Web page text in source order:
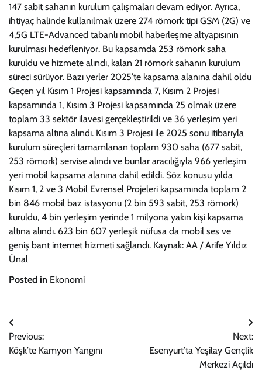
147 sabit sahanın kurulum çalışmaları devam ediyor. Ayrıca,
ihtiyaç halinde kullanılmak üzere 274 römork tipi GSM (2G) ve
4,5G LTE-Advanced tabanlı mobil haberleşme altyapısının
kurulması hedefleniyor. Bu kapsamda 253 römork saha
kuruldu ve hizmete alındı, kalan 21 römork sahanın kurulum
süreci sürüyor. Bazı yerler 2025’te kapsama alanına dahil oldu
Geçen yıl Kısım 1 Projesi kapsamında 7, Kısım 2 Projesi
kapsamında 1, Kısım 3 Projesi kapsamında 25 olmak üzere
toplam 33 sektör ilavesi gerçekleştirildi ve 36 yerleşim yeri
kapsama altına alındı. Kısım 3 Projesi ile 2025 sonu itibarıyla
kurulum süreçleri tamamlanan toplam 930 saha (677 sabit,
253 römork) servise alındı ve bunlar aracılığıyla 966 yerleşim
yeri mobil kapsama alanına dahil edildi. Söz konusu yılda
Kısım 1, 2 ve 3 Mobil Evrensel Projeleri kapsamında toplam 2
bin 846 mobil baz istasyonu (2 bin 593 sabit, 253 römork)
kuruldu, 4 bin yerleşim yerinde 1 milyona yakın kişi kapsama
altına alındı. 623 bin 607 yerleşik nüfusa da mobil ses ve
geniş bant internet hizmeti sağlandı. Kaynak: AA / Arife Yıldız
Ünal
Posted in Ekonomi
Yazı
gezinmesi
Previous:
Köşk’te Kamyon Yangını
Next:
Esenyurt’ta Yeşilay Gençlik
Merkezi Açıldı